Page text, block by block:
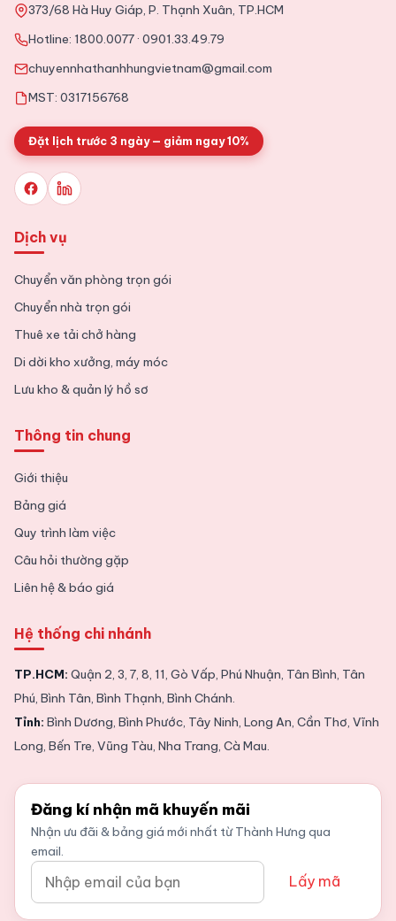
2025-11-09
Tin Tức
Tổng hợp kinh nghiệm chuyển văn phòng chi tiết từ A tới Z
373/68 Hà Huy Giáp, P. Thạnh Xuân, TP.HCM
Hotline: 1800.0077 · 0901.33.49.79
chuyennhathanhhungvietnam@gmail.com
MST: 0317156768
Đặt lịch trước 3 ngày — giảm ngay 10%
Dịch vụ
Chuyển văn phòng trọn gói
Chuyển nhà trọn gói
Thuê xe tải chở hàng
Di dời kho xưởng, máy móc
Lưu kho & quản lý hồ sơ
Thông tin chung
Giới thiệu
Bảng giá
Quy trình làm việc
Câu hỏi thường gặp
Liên hệ & báo giá
Hệ thống chi nhánh
TP.HCM: Quận 2, 3, 7, 8, 11, Gò Vấp, Phú Nhuận, Tân Bình, Tân
Phú, Bình Tân, Bình Thạnh, Bình Chánh.
Tỉnh: Bình Dương, Bình Phước, Tây Ninh, Long An, Cần Thơ, Vĩnh
Long, Bến Tre, Vũng Tàu, Nha Trang, Cà Mau.
Đăng kí nhận mã khuyến mãi
Nhận ưu đãi & bảng giá mới nhất từ Thành Hưng qua
email.
Lấy mã